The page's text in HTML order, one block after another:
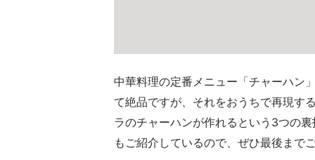
中華料理の定番メニュー「チャーハン
て絶品ですが、それをおうちで再現す
ラのチャーハンが作れるという3つの
もご紹介しているので、ぜひ最後まで